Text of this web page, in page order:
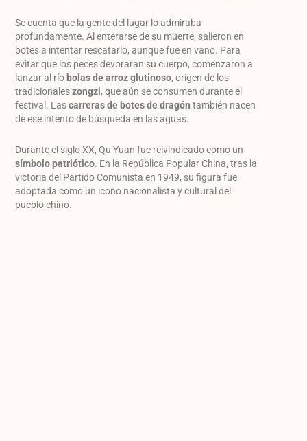
Se cuenta que la gente del lugar lo admiraba
profundamente. Al enterarse de su muerte, salieron en
botes a intentar rescatarlo, aunque fue en vano. Para
evitar que los peces devoraran su cuerpo, comenzaron a
lanzar al río bolas de arroz glutinoso, origen de los
tradicionaleszongzi, que aún se consumen durante el
festival. Lascarreras de botes de dragón también nacen
de ese intento de búsqueda en las aguas.
Durante el siglo XX, Qu Yuan fue reivindicado como un
símbolo patriótico. En la República Popular China, tras la
victoria del Partido Comunista en 1949, su figura fue
adoptada como un icono nacionalista y cultural del
pueblo chino.